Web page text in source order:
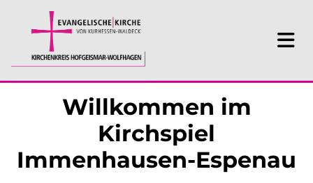
Willkommen im
Kirchspiel
Immenhausen-Espenau